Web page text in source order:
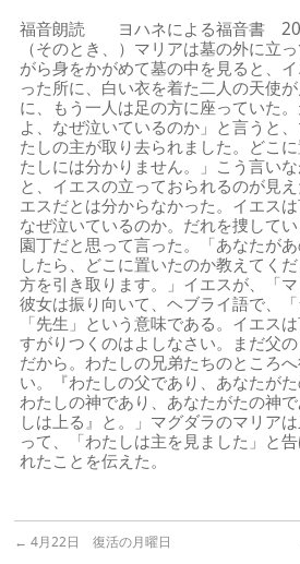
福音朗読 ヨハネによる福音書
（そのとき、）マリアは墓の外に立
がら身をかがめて墓の中を見ると、
った所に、白い衣を着た二人の天使
に、もう一人は足の方に座っていた
よ、なぜ泣いているのか」と言うと
たしの主が取り去られました。どこ
たしには分かりません。」こう言い
と、イエスの立っておられるのが見
エスだとは分からなかった。イエスは
なぜ泣いているのか。だれを捜してい
園丁だと思って言った。「あなたが
したら、どこに置いたのか教えてく
方を引き取ります。」イエスが、「マ
彼女は振り向いて、ヘブライ語で、「
「先生」という意味である。イエス
すがりつくのはよしなさい。まだ父
だから。わたしの兄弟たちのところ
い。『わたしの父であり、あなたがた
わたしの神であり、あなたがたの神
しは上る』と。」マグダラのマリア
って、「わたしは主を見ました」と
れたことを伝えた。
← 4月22日 復活の月曜日